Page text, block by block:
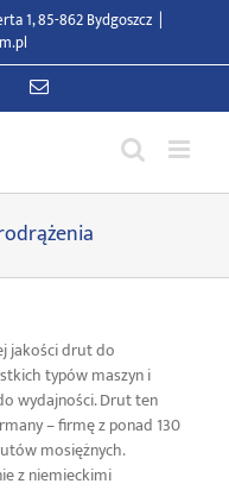
1, 85-862 Bydgoszcz |
E-
jakości drut do
typów maszyn i
wydajności. Drut ten
– firmę z ponad 130
mosiężnych.
z niemieckimi